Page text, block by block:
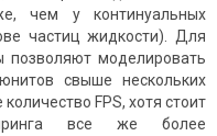
чем у континуальных
частиц жидкости). Для
позволяют моделировать
свыше нескольких
FPS, хотя стоит
все же более